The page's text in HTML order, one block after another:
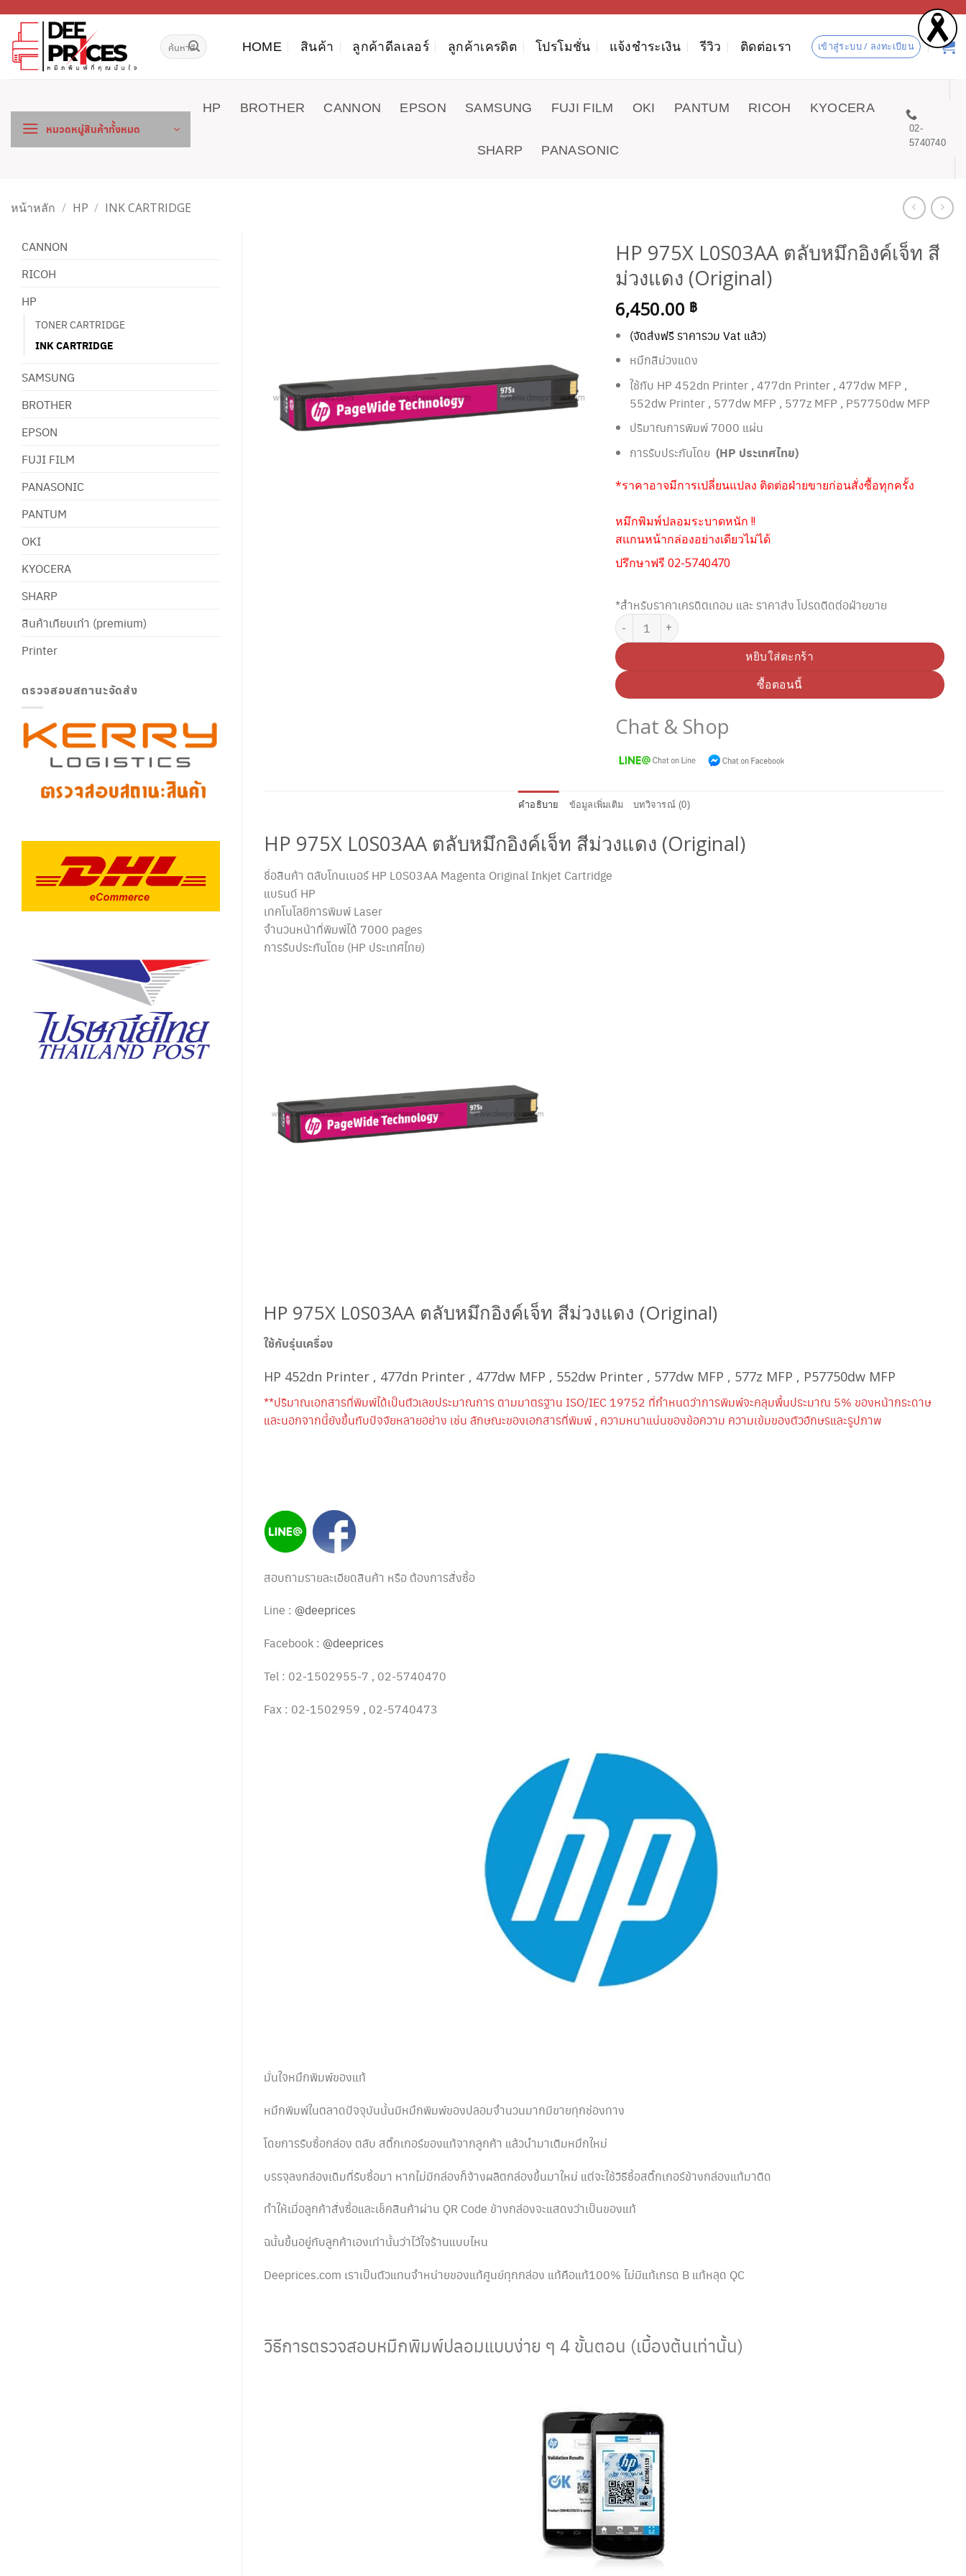
เนื้อหา
ค้นหา: HOME สินค้า ลูกค้าดีลเลอร์ ลูกค้าเครดิต โปรโมชั่น แจ้งชำระเงิน รีวิว ติดต่อเรา เข้าสู่ระบบ / ลงทะเบียน
หมวดหมู่สินค้าทั้งหมด
HP BROTHER CANNON EPSON SAMSUNG FUJI FILM OKI PANTUM RICOH KYOCERA
SHARP PANASONIC
02-
5740740
หน้าหลัก / HP / INK CARTRIDGE
CANNON
RICOH
HP
TONER CARTRIDGE
INK CARTRIDGE
SAMSUNG
BROTHER
EPSON
FUJI FILM
PANASONIC
PANTUM
OKI
KYOCERA
SHARP
สินค้าเทียบเท่า (premium)
Printer
ตรวจสอบสถานะจัดส่ง
HP 975X L0S03AA ตลับหมึกอิงค์เจ็ท สี
ม่วงแดง (Original)
6,450.00 ฿
(จัดส่งฟรี ราคารวม Vat แล้ว)
หมึกสีม่วงแดง
ใช้กับ HP452dn Printer , 477dn Printer , 477dw MFP ,
552dw Printer , 577dw MFP , 577z MFP , P57750dw MFP
ปริมาณการพิมพ์ 7000 แผ่น
การรับประกันโดย (HP ประเทศไทย)
*ราคาอาจมีการเปลี่ยนแปลง ติดต่อฝ่ายขายก่อนสั่งซื้อทุกครั้ง
หมึกพิมพ์ปลอมระบาดหนัก !!
สแกนหน้ากล่องอย่างเดียวไม่ได้
ปรึกษาฟรี 02-5740470
*สำหรับราคาเครดิตเทอม และ ราคาส่ง โปรดติดต่อฝ่ายขาย
จำนวน HP 975X L0S03AA ตลับหมึกอิงค์เจ็ท สีม่วงแดง (Original) ชิ้น
หยิบใส่ตะกร้า
ซื้อตอนนี้
Chat & Shop
คำอธิบาย ข้อมูลเพิ่มเติม บทวิจารณ์ (0)
HP 975X L0S03AA ตลับหมึกอิงค์เจ็ท สีม่วงแดง (Original)
ชื่อสินค้า ตลับโทนเนอร์ HP L0S03AA Magenta Original Inkjet Cartridge
แบรนด์ HP
เทคโนโลยีการพิมพ์ Laser
จำนวนหน้าที่พิมพ์ได้ 7000 pages
การรับประกันโดย (HP ประเทศไทย)
HP 975X L0S03AA ตลับหมึกอิงค์เจ็ท สีม่วงแดง (Original)
ใช้กับรุ่นเครื่อง
HP 452dn Printer , 477dn Printer , 477dw MFP , 552dw Printer , 577dw MFP , 577z MFP , P57750dw MFP
**ปริมาณเอกสารที่พิมพ์ได้เป็นตัวเลขประมาณการ ตามมาตรฐาน ISO/IEC 19752 ที่กำหนดว่าการพิมพ์จะคลุมพื้นประมาณ 5% ของหน้ากระดาษ
และนอกจากนี้ยังขึ้นกับปัจจัยหลายอย่าง เช่น ลักษณะของเอกสารที่พิมพ์ , ความหนาแน่นของข้อความ ความเข้มของตัวอักษรและรูปภาพ
สอบถามรายละเอียดสินค้า หรือ ต้องการสั่งซื้อ
Line : @deeprices
Facebook : @deeprices
Tel : 02-1502955-7 , 02-5740470
Fax : 02-1502959 , 02-5740473
มั่นใจหมึกพิมพ์ของแท้
หมึกพิมพ์ในตลาดปัจจุบันนั้นมีหมึกพิมพ์ของปลอมจำนวนมากมีขายทุกช่องทาง
โดยการรับซื้อกล่อง ตลับ สติ๊กเกอร์ของแท้จากลูกค้า แล้วนำมาเติมหมึกใหม่
บรรจุลงกล่องเดิมที่รับซื้อมา หากไม่มีกล่องก็จ้างผลิตกล่องขึ้นมาใหม่ แต่จะใช้วิธีซื้อสติ๊กเกอร์ข้างกล่องแท้มาติด
ทำให้เมื่อลูกค้าสั่งซื้อและเช็คสินค้าผ่าน QR Code ข้างกล่องจะแสดงว่าเป็นของแท้
ฉนั้นขึ้นอยู่กับลูกค้าเองเท่านั้นว่าไว้ใจร้านแบบไหน
Deeprices.com เราเป็นตัวแทนจำหน่ายของแท้ศูนย์ทุกกล่อง แท้คือแท้100% ไม่มีแท้เกรด B แท้หลุด QC
วิธีการตรวจสอบหมึกพิมพ์ปลอมแบบง่าย ๆ 4 ขั้นตอน (เบื้องต้นเท่านั้น)